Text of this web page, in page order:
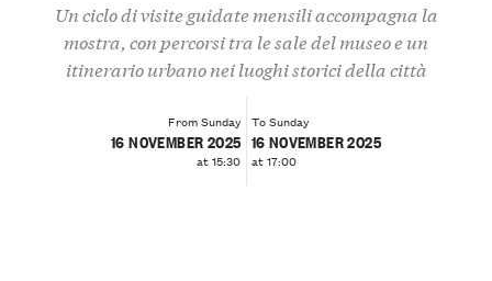
Un ciclo di visite guidate mensili accompagna la
mostra, con percorsi tra le sale del museo e un
itinerario urbano nei luoghi storici della città
From Sunday
16 NOVEMBER 2025
at 15:30
To Sunday
16 NOVEMBER 2025
at 17:00